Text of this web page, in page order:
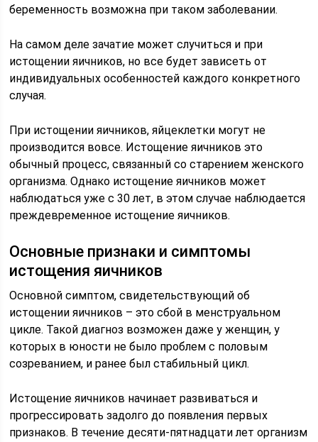
беременность возможна при таком заболевании.
На самом деле зачатие может случиться и при
истощении яичников, но все будет зависеть от
индивидуальных особенностей каждого конкретного
случая.
При истощении яичников, яйцеклетки могут не
производится вовсе. Истощение яичников это
обычный процесс, связанный со старением женского
организма. Однако истощение яичников может
наблюдаться уже с 30 лет, в этом случае наблюдается
преждевременное истощение яичников.
Основные признаки и симптомы
истощения яичников
Основной симптом, свидетельствующий об
истощении яичников – это сбой в менструальном
цикле. Такой диагноз возможен даже у женщин, у
которых в юности не было проблем с половым
созреванием, и ранее был стабильный цикл.
Истощение яичников начинает развиваться и
прогрессировать задолго до появления первых
признаков. В течение десяти-пятнадцати лет организм